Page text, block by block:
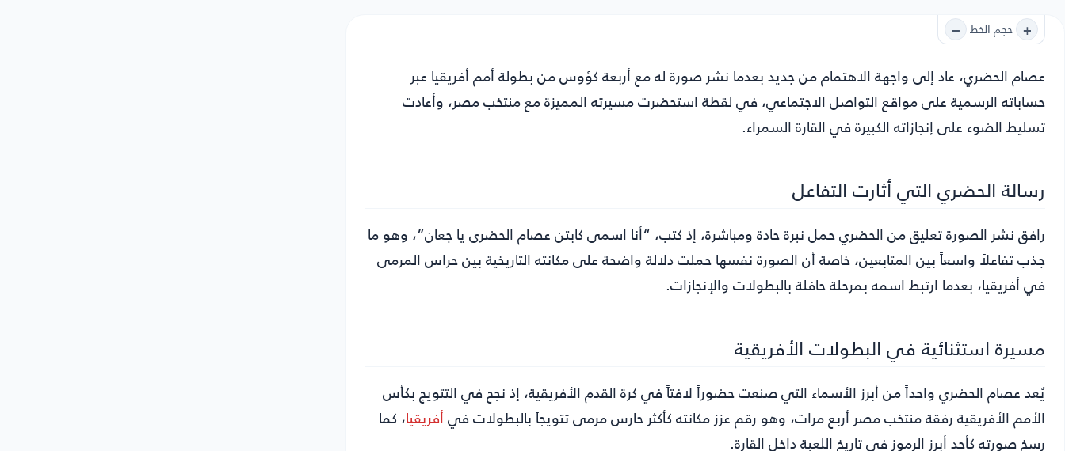
+ حجم الخط −
عصام الحضري، عاد إلى واجهة الاهتمام من جديد بعدما نشر صورة له مع أربعة كؤوس من بطولة أمم أفريقيا عبر
حساباته الرسمية على مواقع التواصل الاجتماعي، في لقطة استحضرت مسيرته المميزة مع منتخب مصر، وأعادت
تسليط الضوء على إنجازاته الكبيرة في القارة السمراء.
رسالة الحضري التي أثارت التفاعل
رافق نشر الصورة تعليق من الحضري حمل نبرة حادة ومباشرة، إذ كتب، “أنا اسمى كابتن عصام الحضرى يا جعان”، وهو ما
جذب تفاعلاً واسعاً بين المتابعين، خاصة أن الصورة نفسها حملت دلالة واضحة على مكانته التاريخية بين حراس المرمى
في أفريقيا، بعدما ارتبط اسمه بمرحلة حافلة بالبطولات والإنجازات.
مسيرة استثنائية في البطولات الأفريقية
يُعد عصام الحضري واحداً من أبرز الأسماء التي صنعت حضوراً لافتاً في كرة القدم الأفريقية، إذ نجح في التتويج بكأس
الأمم الأفريقية رفقة منتخب مصر أربع مرات، وهو رقم عزز مكانته كأكثر حارس مرمى تتويجاً بالبطولات فيأفريقيا، كما
رسخ صورته كأحد أبرز الرموز في تاريخ اللعبة داخل القارة.